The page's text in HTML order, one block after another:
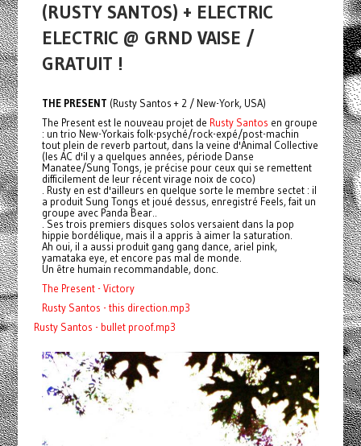
(RUSTY SANTOS) + ELECTRIC
ELECTRIC @ GRND VAISE /
GRATUIT !
THE PRESENT (Rusty Santos + 2 / New-York, USA)
The Present est le nouveau projet de Rusty Santos en groupe
: un trio New-Yorkais folk-psyché/rock-expé/post-machin
tout plein de reverb partout, dans la veine d'Animal Collective
(les AC d'il y a quelques années, période Danse
Manatee/Sung Tongs, je précise pour ceux qui se remettent
difficilement de leur récent virage noix de coco)
. Rusty en est d'ailleurs en quelque sorte le membre sectet : il
a produit Sung Tongs et joué dessus, enregistré Feels, fait un
groupe avec Panda Bear..
. Ses trois premiers disques solos versaient dans la pop
hippie bordélique, mais il a appris à aimer la saturation.
Ah oui, il a aussi produit gang gang dance, ariel pink,
yamataka eye, et encore pas mal de monde.
Un être humain recommandable, donc.
The Present - Victory
Rusty Santos - this direction.mp3
Rusty Santos - bullet proof.mp3